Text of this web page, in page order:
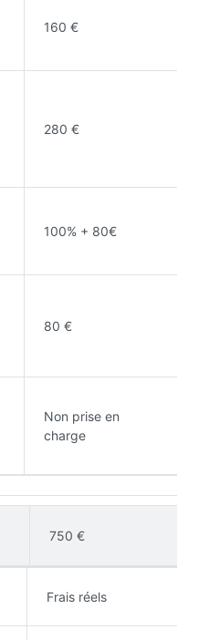
160 €
280 €
100% + 80€
80 €
Non prise en
charge
750 €
Frais réels